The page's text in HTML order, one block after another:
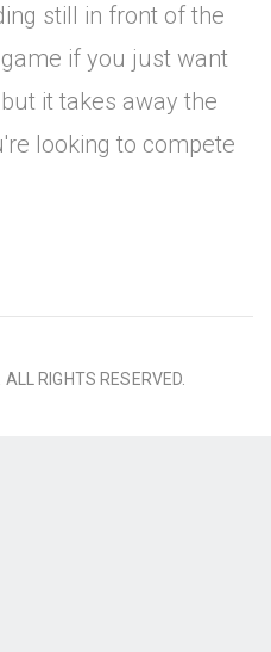
still in front of the
if you just want
it takes away the
looking to compete
RIGHTS RESERVED.